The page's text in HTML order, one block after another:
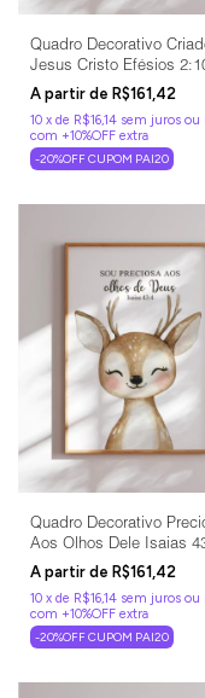
Quadro Decorativo
Jesus Cristo Efésios
R$161,42
10 x de R$16,14 sem juros
-20%OFF CUPOM PAI20
Quadro Decorativo
Aos Olhos Dele Isaias
R$161,42
10 x de R$16,14 sem juros
-20%OFF CUPOM PAI20